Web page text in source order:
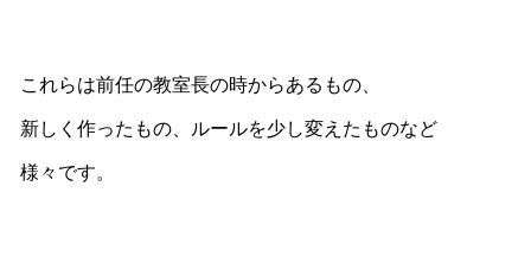
これらは前任の教室長の時からあるもの、
新しく作ったもの、ルールを少し変えたものなど
様々です。